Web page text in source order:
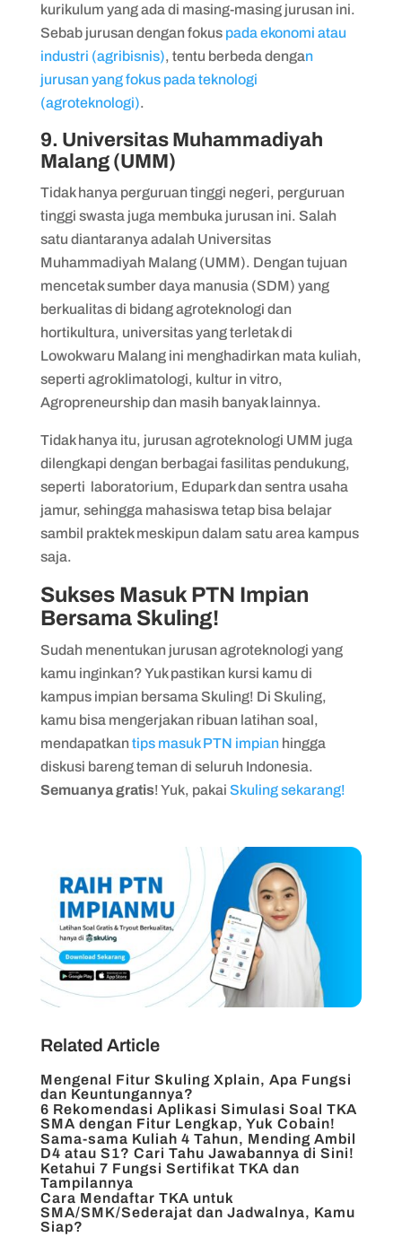
kurikulum yang ada di masing-masing jurusan ini.
Sebab jurusan dengan fokus pada ekonomi atau
industri (agribisnis), tentu berbeda dengan
jurusan yang fokus pada teknologi
(agroteknologi).
9. Universitas Muhammadiyah
Malang (UMM)
Tidak hanya perguruan tinggi negeri, perguruan
tinggi swasta juga membuka jurusan ini. Salah
satu diantaranya adalah Universitas
Muhammadiyah Malang (UMM). Dengan tujuan
mencetak sumber daya manusia (SDM) yang
berkualitas di bidang agroteknologi dan
hortikultura, universitas yang terletak di
Lowokwaru Malang ini menghadirkan mata kuliah,
seperti agroklimatologi, kultur in vitro,
Agropreneurship dan masih banyak lainnya.
Tidak hanya itu, jurusan agroteknologi UMM juga
dilengkapi dengan berbagai fasilitas pendukung,
seperti laboratorium, Edupark dan sentra usaha
jamur, sehingga mahasiswa tetap bisa belajar
sambil praktek meskipun dalam satu area kampus
saja.
Sukses Masuk PTN Impian
Bersama Skuling!
Sudah menentukan jurusan agroteknologi yang
kamu inginkan? Yuk pastikan kursi kamu di
kampus impian bersama Skuling! Di Skuling,
kamu bisa mengerjakan ribuan latihan soal,
mendapatkantips masuk PTN impianhingga
diskusi bareng teman di seluruh Indonesia.
Semuanya gratis! Yuk, pakai Skuling sekarang!
Related Article
Mengenal Fitur Skuling Xplain, Apa Fungsi
dan Keuntungannya?
6 Rekomendasi Aplikasi Simulasi Soal TKA
SMA dengan Fitur Lengkap, Yuk Cobain!
Sama-sama Kuliah 4 Tahun, Mending Ambil
D4 atau S1? Cari Tahu Jawabannya di Sini!
Ketahui 7 Fungsi Sertifikat TKA dan
Tampilannya
Cara Mendaftar TKA untuk
SMA/SMK/Sederajat dan Jadwalnya, Kamu
Siap?